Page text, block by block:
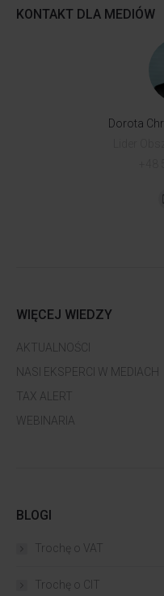
KONTAKT DLA MEDIÓW
Dorota
WIĘCEJ WIEDZY
AKTUALNOŚCI
NASI EKSPERCI W MEDIACH
TAX ALERT
WEBINARIA
BLOGI
Trochę o VAT
Trochę o CIT